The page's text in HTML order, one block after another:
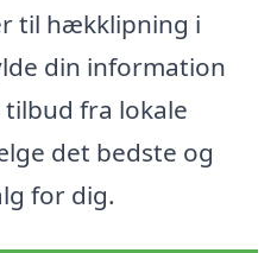
til hækklipning i
din information
fra lokale
det bedste og
for dig.